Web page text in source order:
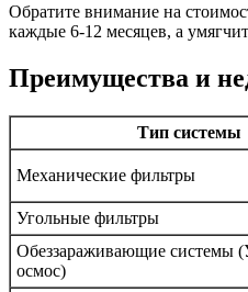
Обратите внимание на
каждые 6-12 месяцев, а
Преимущества и
Тип системы
Механические фильтры
Угольные фильтры
Обеззараживающие системы
осмос)